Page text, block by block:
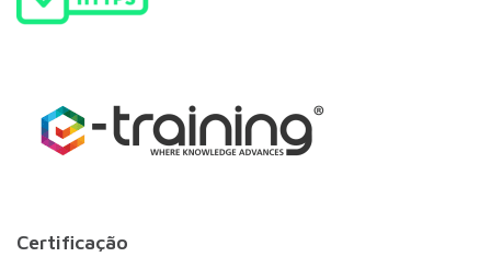
Certificação